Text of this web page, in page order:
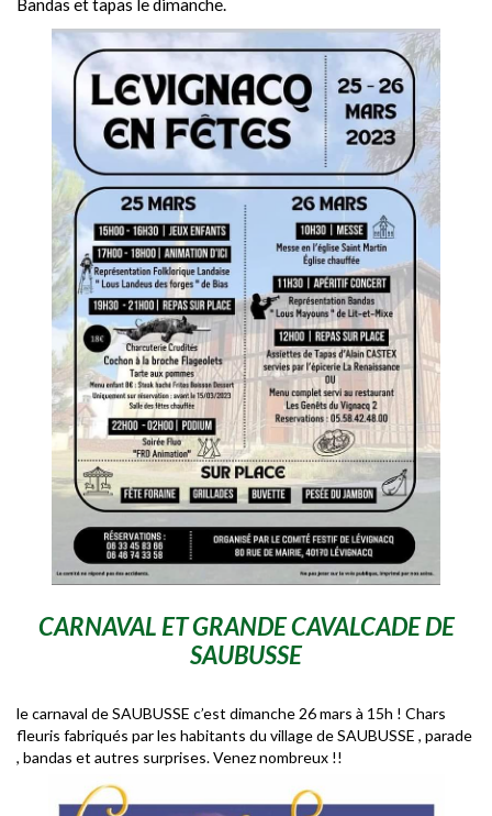
Bandas et tapas le dimanche.
CARNAVAL ET GRANDE CAVALCADE DE
SAUBUSSE
le carnaval de SAUBUSSE c’est dimanche 26 mars à 15h ! Chars
fleuris fabriqués par les habitants du village de SAUBUSSE , parade
, bandas et autres surprises. Venez nombreux !!